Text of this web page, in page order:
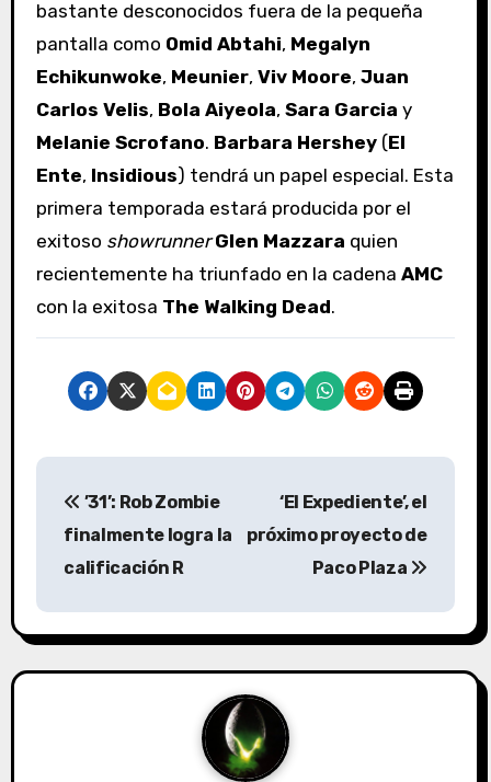
bastante desconocidos fuera de la pequeña
pantalla como Omid Abtahi, Megalyn
Echikunwoke, Meunier, Viv Moore, Juan
Carlos Velis, Bola Aiyeola, Sara Garcia y
Melanie Scrofano. Barbara Hershey (El
Ente, Insidious) tendrá un papel especial. Esta
primera temporada estará producida por el
exitoso showrunner Glen Mazzara quien
recientemente ha triunfado en la cadena AMC
con la exitosa The Walking Dead.
N
e
g
’31’: Rob Zombie
finalmente logra la
calificación R
‘El Expediente’, el
próximo proyecto de
Paco Plaza